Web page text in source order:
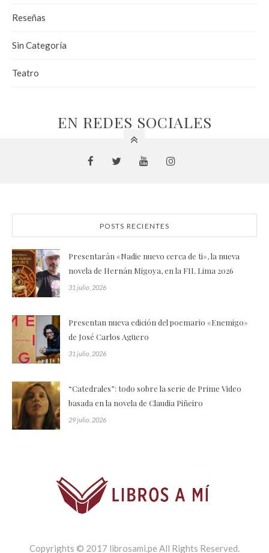
Reseñas
Sin Categoría
Teatro
EN REDES SOCIALES
POSTS RECIENTES
Presentarán «Nadie nuevo cerca de ti», la nueva
novela de Hernán Migoya, en la FIL Lima 2026
31 julio, 2026
Presentan nueva edición del poemario «Enemigo»
de José Carlos Agüero
31 julio, 2026
“Catedrales”: todo sobre la serie de Prime Video
basada en la novela de Claudia Piñeiro
29 julio, 2026
Copyrights © 2017 librosami.pe All Rights Reserved.